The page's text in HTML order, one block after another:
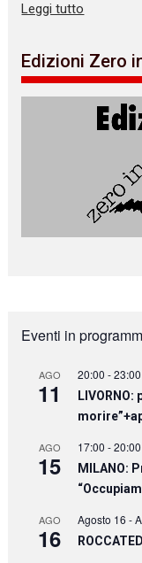
Leggi tutto
Edizioni Zero
Eventi in
AGO
11
20:00 -23:00
AGO
15
17:00 -20:00
MILANO:
AGO
16
Agosto 16 -